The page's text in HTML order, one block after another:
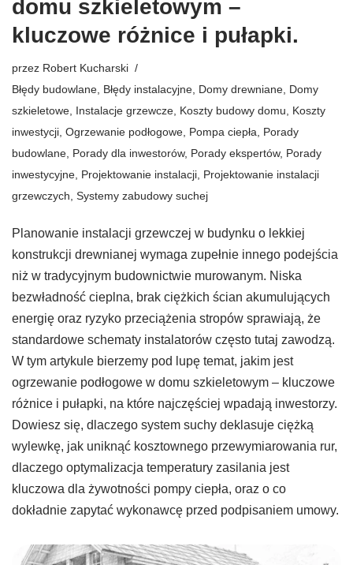
domu szkieletowym –
kluczowe różnice i pułapki.
przez Robert Kucharski
Błędy budowlane Błędy instalacyjne Domy drewniane Domy
szkieletowe Instalacje grzewcze Koszty budowy domu
Koszty
inwestycji Ogrzewanie podłogowe Pompa ciepła
Porady
budowlane Porady dla inwestorów, Porady ekspertów, Porady
inwestycyjne Projektowanie instalacji Projektowanie instalacji
grzewczych Systemy zabudowy suchej
Planowanie instalacji grzewczej w budynku o lekkiej
konstrukcji drewnianej wymaga zupełnie innego podejścia
niż w tradycyjnym budownictwie murowanym. Niska
bezwładność cieplna, brak ciężkich ścian akumulujących
energię oraz ryzyko przeciążenia stropów sprawiają, że
standardowe schematy instalatorów często tutaj zawodzą.
W tym artykule bierzemy pod lupę temat, jakim jest
ogrzewanie podłogowe w domu szkieletowym – kluczowe
różnice i pułapki, na które najczęściej wpadają inwestorzy.
Dowiesz się, dlaczego system suchy deklasuje ciężką
wylewkę, jak uniknąć kosztownego przewymiarowania rur,
dlaczego optymalizacja temperatury zasilania jest
kluczowa dla żywotności pompy ciepła, oraz o co
dokładnie zapytać wykonawcę przed podpisaniem umowy.